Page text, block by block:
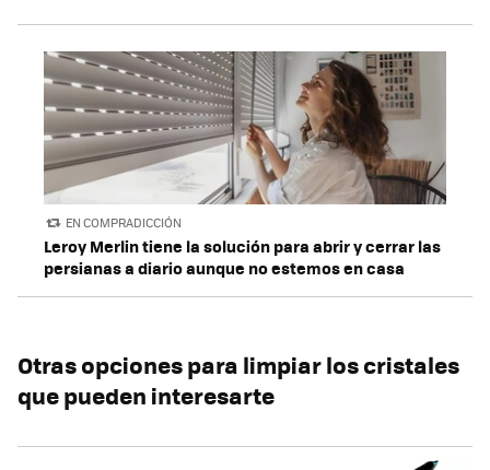
EN COMPRADICCIÓN
Leroy Merlin tiene la solución para abrir y cerrar las
persianas a diario aunque no estemos en casa
Otras opciones para limpiar los cristales
que pueden interesarte